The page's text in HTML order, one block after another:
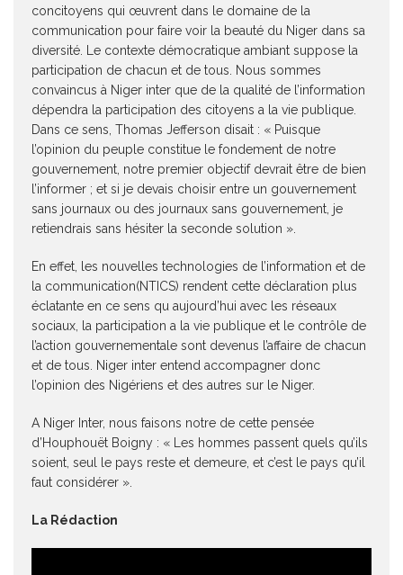
concitoyens qui œuvrent dans le domaine de la
communication pour faire voir la beauté du Niger dans sa
diversité. Le contexte démocratique ambiant suppose la
participation de chacun et de tous. Nous sommes
convaincus à Niger inter que de la qualité de l’information
dépendra la participation des citoyens a la vie publique.
Dans ce sens, Thomas Jefferson disait : « Puisque
l’opinion du peuple constitue le fondement de notre
gouvernement, notre premier objectif devrait être de bien
l’informer ; et si je devais choisir entre un gouvernement
sans journaux ou des journaux sans gouvernement, je
retiendrais sans hésiter la seconde solution ».
En effet, les nouvelles technologies de l’information et de
la communication(NTICS) rendent cette déclaration plus
éclatante en ce sens qu aujourd’hui avec les réseaux
sociaux, la participation a la vie publique et le contrôle de
l’action gouvernementale sont devenus l’affaire de chacun
et de tous. Niger inter entend accompagner donc
l’opinion des Nigériens et des autres sur le Niger.
A Niger Inter, nous faisons notre de cette pensée
d’Houphouët Boigny : « Les hommes passent quels qu’ils
soient, seul le pays reste et demeure, et c’est le pays qu’il
faut considérer ».
La Rédaction